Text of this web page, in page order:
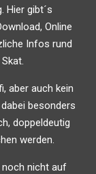
Hier gibt´s
Online
Infos rund
aber auch kein
besonders
doppeldeutig
werden.
noch nicht auf